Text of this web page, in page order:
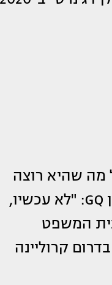
מה שהיא רוצה
לעשות... אני חושב שהיא רוצה כמה". בשנת 2021, ג'סטין אמר למגזין GQ: "לא עכשיו,
המשפט
בדרום קרוליינה